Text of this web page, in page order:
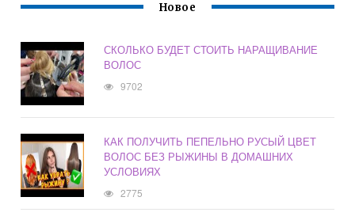
Новое
СКОЛЬКО БУДЕТ СТОИТЬ НАРАЩИВАНИЕ
ВОЛОС
9702
КАК ПОЛУЧИТЬ ПЕПЕЛЬНО РУСЫЙ ЦВЕТ
ВОЛОС БЕЗ РЫЖИНЫ В ДОМАШНИХ
УСЛОВИЯХ
2775